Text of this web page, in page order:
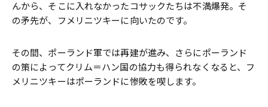
んから、そこに入れなかったコサックたちは不満爆発。そ
の矛先が、フメリニツキーに向いたのです。
その間、ポーランド軍では再建が進み、さらにポーランド
の策によってクリム＝ハン国の協力も得られなくなると、フ
メリニツキーはポーランドに惨敗を喫します。